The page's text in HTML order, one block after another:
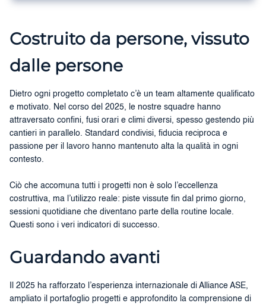
Costruito da persone, vissuto
dalle persone
Dietro ogni progetto completato c’è un team altamente qualificato
e motivato. Nel corso del 2025, le nostre squadre hanno
attraversato confini, fusi orari e climi diversi, spesso gestendo più
cantieri in parallelo. Standard condivisi, fiducia reciproca e
passione per il lavoro hanno mantenuto alta la qualità in ogni
contesto.
Ciò che accomuna tutti i progetti non è solo l’eccellenza
costruttiva, ma l’utilizzo reale: piste vissute fin dal primo giorno,
sessioni quotidiane che diventano parte della routine locale.
Questi sono i veri indicatori di successo.
Guardando avanti
Il 2025 ha rafforzato l’esperienza internazionale di Alliance ASE,
ampliato il portafoglio progetti e approfondito la comprensione di